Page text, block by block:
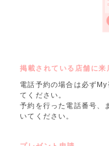
掲載されている店舗に来
電話予約の場合は必ず
てください。
予約を行った電話番号、
いてください。